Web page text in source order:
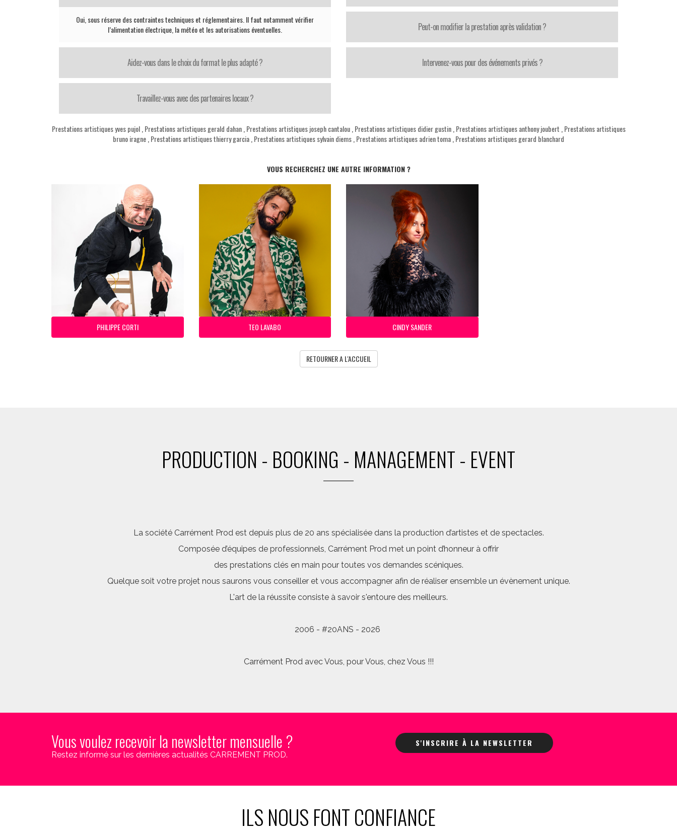
Oui, sous réserve des contraintes techniques et réglementaires. Il faut notamment vérifier
l’alimentation électrique, la météo et les autorisations éventuelles.
Aidez-vous dans le choix du format le plus adapté ?
Travaillez-vous avec des partenaires locaux ?
Peut-on modifier la prestation après validation ?
Intervenez-vous pour des événements privés ?
Prestations artistiques yves pujol, Prestations artistiques gerald dahan, Prestations artistiques joseph cantalou, Prestations artistiques didier gustin, Prestations artistiques anthony joubert Prestations artistiques
bruno iragne Prestations artistiques thierry garcia Prestations artistiques sylvain diems Prestations artistiques adrien toma Prestations artistiques gerard blanchard
VOUS RECHERCHEZ UNE AUTRE INFORMATION ?
PHILIPPE CORTI TEO LAVABO CINDY SANDER
RETOURNER A L'ACCUEIL
PRODUCTION - BOOKING - MANAGEMENT - EVENT
La société Carrément Prod est depuis plus de 20 ans spécialisée dans la production d’artistes et de spectacles.
Composée d’équipes de professionnels, Carrément Prod met un point d’honneur à offrir
des prestations clés en main pour toutes vos demandes scéniques.
Quelque soit votre projet nous saurons vous conseiller et vous accompagner afin de réaliser ensemble un évènement unique.
L'art de la réussite consiste à savoir s'entoure des meilleurs.
2006 - #20ANS - 2026
Carrément Prod avec Vous, pour Vous, chez Vous !!!
Vous voulez recevoir la newsletter mensuelle ?
Restez informé sur les dernières actualités CARREMENT PROD.
S'INSCRIRE À LA NEWSLETTER
ILS NOUS FONT CONFIANCE